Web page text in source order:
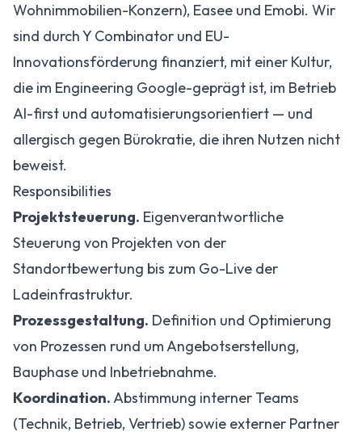
Wohnimmobilien-Konzern), Easee und Emobi. Wir
sind durch Y Combinator und EU-
Innovationsförderung finanziert, mit einer Kultur,
die im Engineering Google-geprägt ist, im Betrieb
AI-first und automatisierungsorientiert — und
allergisch gegen Bürokratie, die ihren Nutzen nicht
beweist.
Responsibilities
Projektsteuerung. Eigenverantwortliche
Steuerung von Projekten von der
Standortbewertung bis zum Go-Live der
Ladeinfrastruktur.
Prozessgestaltung. Definition und Optimierung
von Prozessen rund um Angebotserstellung,
Bauphase und Inbetriebnahme.
Koordination.Abstimmung interner Teams
(Technik, Betrieb, Vertrieb) sowie externer Partner